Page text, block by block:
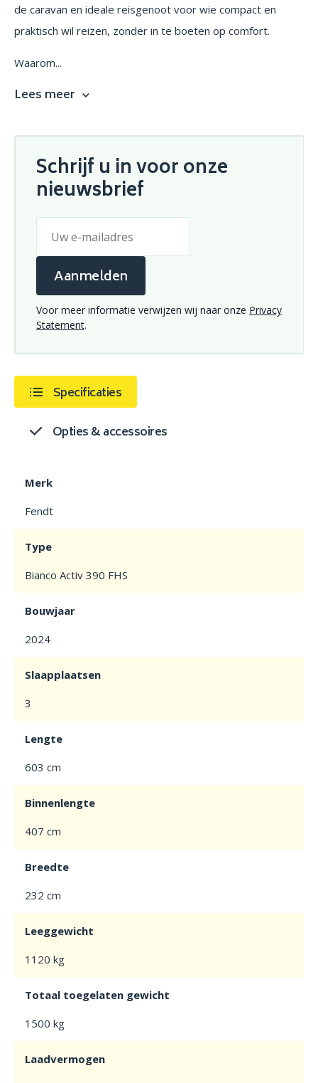
Specificaties
Opties & accessoires
Merk
Fendt
Type
Bianco Activ 390 FHS
Bouwjaar
2024
Slaapplaatsen
3
Lengte
603 cm
Binnenlengte
407 cm
Breedte
232 cm
Leeggewicht
1120 kg
Totaal toegelaten gewicht
1500 kg
Laadvermogen
de caravan en ideale reisgenoot voor wie compact en
praktisch wil reizen, zonder in te boeten op comfort.
Waarom...
Lees meer
Schrijf u in voor onze
nieuwsbrief
Aanmelden
Voor meer informatie verwijzen wij naar onze Privacy
Statement.